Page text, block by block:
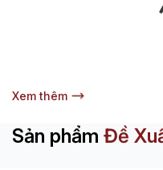
Xem thêm
Sản phẩm Đề